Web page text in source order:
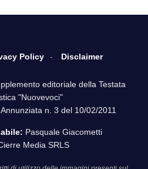
Policy Disclaimer
editoriale della Testata
"Nuovevoci"
n. 3 del 10/02/2011
Pasquale Giacometti
Media SRLS